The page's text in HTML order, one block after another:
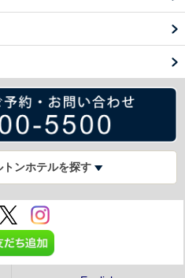
ンホテルを探す